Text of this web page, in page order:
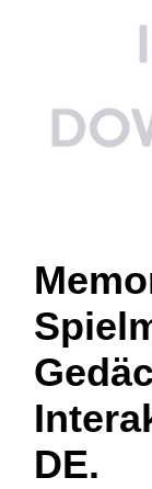
DE.